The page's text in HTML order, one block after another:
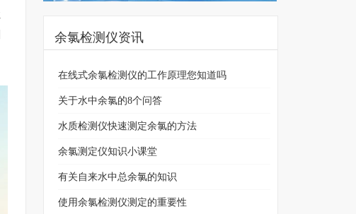
余氯检测仪资讯
在线式余氯检测仪的工作原理您知道吗
关于水中余氯的8个问答
水质检测仪快速测定余氯的方法
余氯测定仪知识小课堂
有关自来水中总余氯的知识
使用余氯检测仪测定的重要性